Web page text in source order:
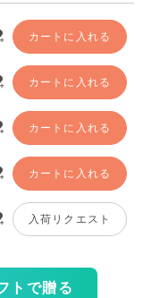
カートに入れる
カートに入れる
カートに入れる
カートに入れる
入荷リクエスト
トで贈る